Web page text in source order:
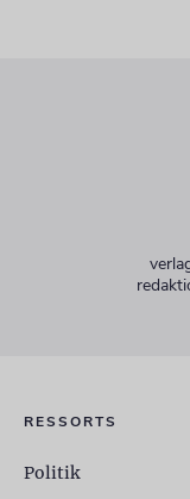
RESSORTS
Politik